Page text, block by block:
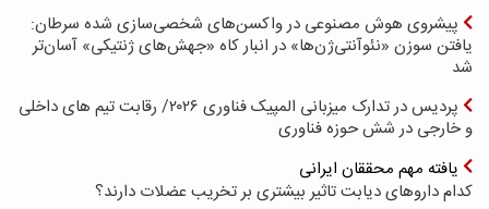
پیشروی هوش مصنوعی در واکسن‌های شخصی‌سازی شده سرطان:
یافتن سوزن «نئوآنتی‌ژن‌ها» در انبار کاه «جهش‌های ژنتیکی» آسان‌تر
شد
پردیس در تدارک میزبانی المپیک فناوری ۲۰۲۶/ رقابت تیم های داخلی
و خارجی در شش حوزه فناوری
یافته مهم محققان ایرانی
کدام داروهای دیابت تاثیر بیشتری بر تخریب عضلات دارند؟